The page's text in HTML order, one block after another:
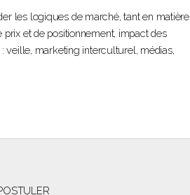
les logiques de marché, tant en matière
et de positionnement, impact des
veille, marketing interculturel, médias,